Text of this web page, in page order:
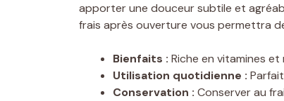
apporter une douceur subtile et
frais après ouverture vous permettra
Bienfaits : Riche en vitamines
Utilisation quotidienne :
Conservation : Conserver au